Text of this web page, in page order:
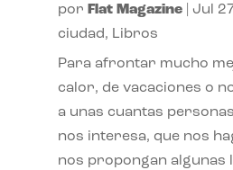
por Flat Magazine| Jul
ciudad, Libros
Para afrontar mucho
calor, de vacaciones o
a unas cuantas
nos interesa, que nos
nos propongan algunas